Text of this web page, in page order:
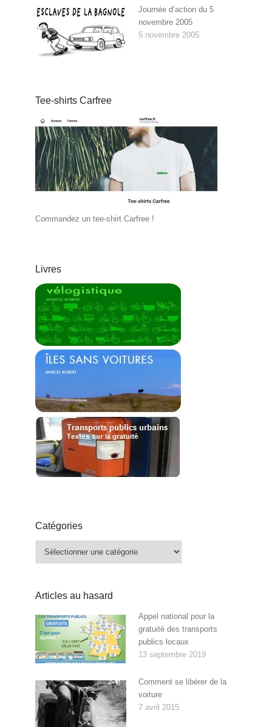
Journée d’action du 5
novembre 2005
5 novembre 2005
Tee-shirts Carfree
Commandez un tee-shirt Carfree !
Livres
Catégories
Articles au hasard
Appel national pour la
gratuité des transports
publics locaux
13 septembre 2019
Comment se libérer de la
voiture
7 avril 2015